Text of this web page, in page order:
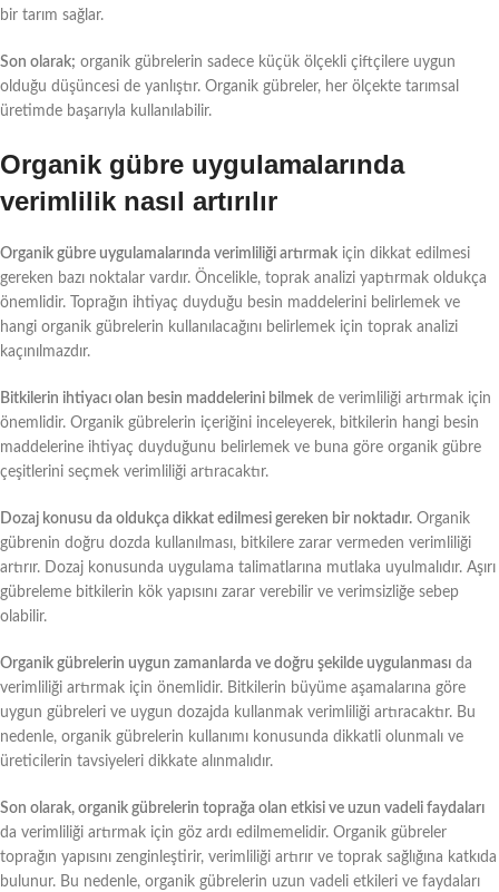
bir tarım sağlar.
Son olarak; organik gübrelerin sadece küçük ölçekli çiftçilere uygun
olduğu düşüncesi de yanlıştır. Organik gübreler, her ölçekte tarımsal
üretimde başarıyla kullanılabilir.
Organik gübre uygulamalarında
verimlilik nasıl artırılır
Organik gübre uygulamalarında verimliliği artırmak için dikkat edilmesi
gereken bazı noktalar vardır. Öncelikle, toprak analizi yaptırmak oldukça
önemlidir. Toprağın ihtiyaç duyduğu besin maddelerini belirlemek ve
hangi organik gübrelerin kullanılacağını belirlemek için toprak analizi
kaçınılmazdır.
Bitkilerin ihtiyacı olan besin maddelerini bilmek de verimliliği artırmak için
önemlidir. Organik gübrelerin içeriğini inceleyerek, bitkilerin hangi besin
maddelerine ihtiyaç duyduğunu belirlemek ve buna göre organik gübre
çeşitlerini seçmek verimliliği artıracaktır.
Dozaj konusu da oldukça dikkat edilmesi gereken bir noktadır. Organik
gübrenin doğru dozda kullanılması, bitkilere zarar vermeden verimliliği
artırır. Dozaj konusunda uygulama talimatlarına mutlaka uyulmalıdır. Aşırı
gübreleme bitkilerin kök yapısını zarar verebilir ve verimsizliğe sebep
olabilir.
Organik gübrelerin uygun zamanlarda ve doğru şekilde uygulanması da
verimliliği artırmak için önemlidir. Bitkilerin büyüme aşamalarına göre
uygun gübreleri ve uygun dozajda kullanmak verimliliği artıracaktır. Bu
nedenle, organik gübrelerin kullanımı konusunda dikkatli olunmalı ve
üreticilerin tavsiyeleri dikkate alınmalıdır.
Son olarak, organik gübrelerin toprağa olan etkisi ve uzun vadeli faydaları
da verimliliği artırmak için göz ardı edilmemelidir. Organik gübreler
toprağın yapısını zenginleştirir, verimliliği artırır ve toprak sağlığına katkıda
bulunur. Bu nedenle, organik gübrelerin uzun vadeli etkileri ve faydaları